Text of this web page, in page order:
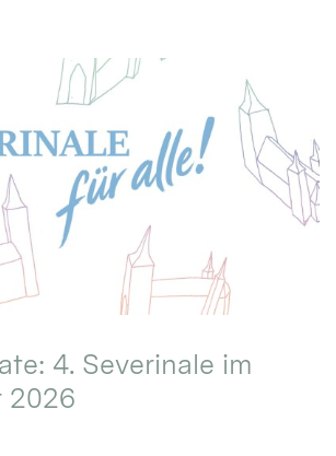
4. Severinale im
2026